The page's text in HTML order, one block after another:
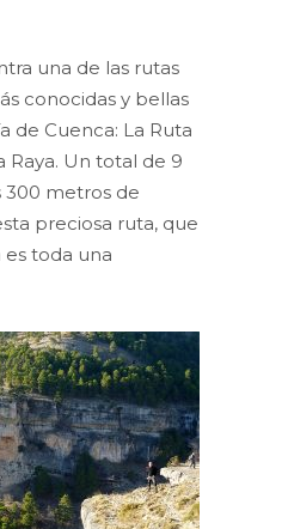
una de las rutas
conocidas y bellas
de Cuenca: La Ruta
Raya. Un total de 9
300 metros de
preciosa ruta, que
toda una